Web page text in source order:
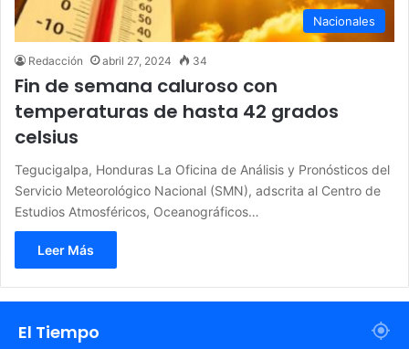
Nacionales
Redacción abril 27, 2024 34
Fin de semana caluroso con
temperaturas de hasta 42 grados
celsius
Tegucigalpa, Honduras La Oficina de Análisis y Pronósticos del
Servicio Meteorológico Nacional (SMN), adscrita al Centro de
Estudios Atmosféricos, Oceanográficos…
Leer Más
El Tiempo